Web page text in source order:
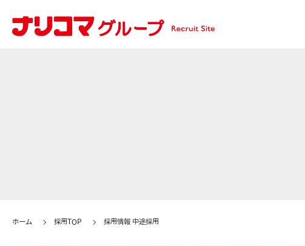
ホーム 採用TOP 採用情報 中途採用